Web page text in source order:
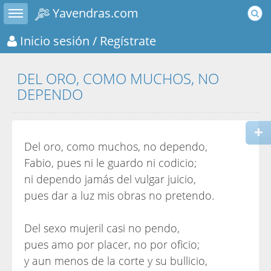
Toggle sidebar
Yavendras.com
Inicio sesión / Regístrate
DEL ORO, COMO MUCHOS, NO
DEPENDO
Del oro, como muchos, no dependo,
Fabio, pues ni le guardo ni codicio;
ni dependo jamás del vulgar juicio,
pues dar a luz mis obras no pretendo.
Del sexo mujeril casi no pendo,
pues amo por placer, no por oficio;
y aun menos de la corte y su bullicio,